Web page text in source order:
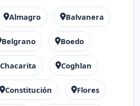
Almagro Balvanera
Belgrano Boedo
Chacarita Coghlan
Constitución Flores